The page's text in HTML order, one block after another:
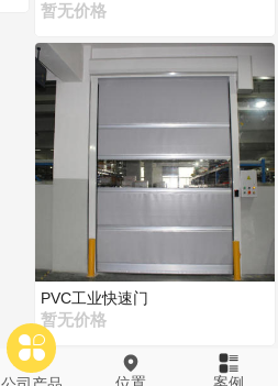
暂无价格
PVC工业快速门
暂无价格
位置 案例